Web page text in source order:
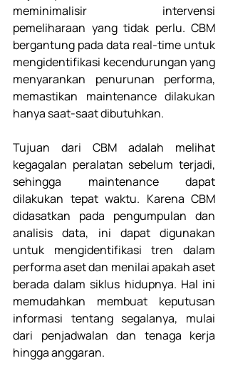
meminimalisir intervensi
pemeliharaan yang tidak perlu. CBM
bergantung pada data real-time untuk
mengidentifikasi kecendurungan yang
menyarankan penurunan performa,
memastikan maintenance dilakukan
hanya saat-saat dibutuhkan.
Tujuan dari CBM adalah melihat
kegagalan peralatan sebelum terjadi,
sehingga maintenance dapat
dilakukan tepat waktu. Karena CBM
didasatkan pada pengumpulan dan
analisis data, ini dapat digunakan
untuk mengidentifikasi tren dalam
performa aset dan menilai apakah aset
berada dalam siklus hidupnya. Hal ini
memudahkan membuat keputusan
informasi tentang segalanya, mulai
dari penjadwalan dan tenaga kerja
hingga anggaran.